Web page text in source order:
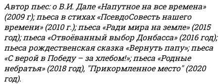
Автор пьес: о В.И. Дале «Напутное на все времена»
(2009 г); пьеса в стихах «ПсевдоСовесть нашего
времени» (2010 г.); пьеса «Ради мира на земле» (2015
год); пьеса «Отвоёванный выбор Донбасса» (2016 год);
пьеса рождественская сказка «Вернуть папу»; пьеса
«С верой в Победу – за хлебом!»;пьеса «Родные
небратья» (2018 год), "Прикормленное место" (2020
год).